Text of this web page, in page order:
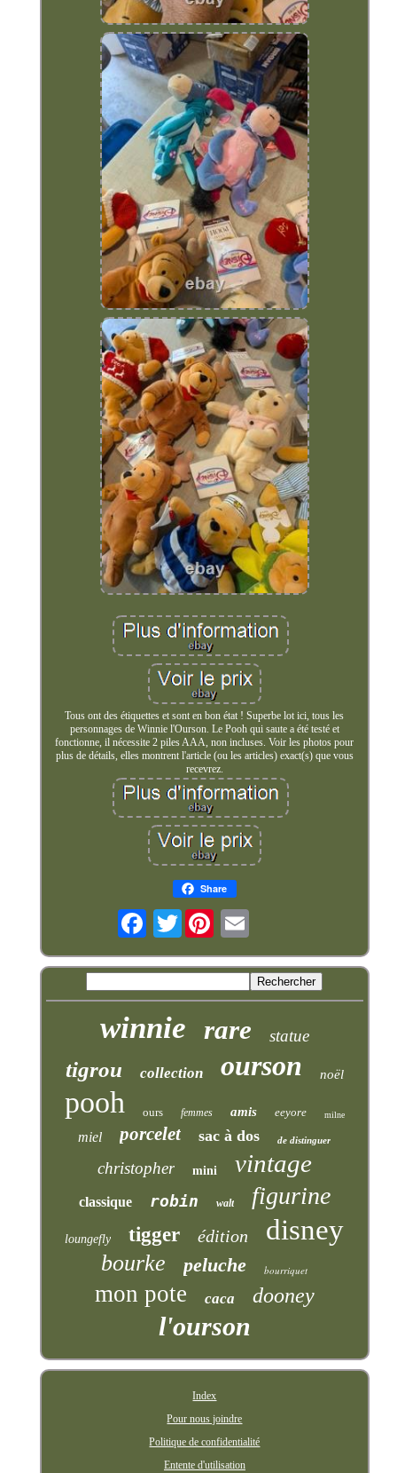
Tous ont des étiquettes et sont en bon état ! Superbe lot ici, tous les
personnages de Winnie l'Ourson. Le Pooh qui saute a été testé et
fonctionne, il nécessite 2 piles AAA, non incluses. Voir les photos pour
plus de détails, elles montrent l'article (ou les articles) exact(s) que vous
recevrez.
Share
Twitter
winnie rare statue
tigrou collection ourson noël
pooh ours femmes amis eeyore milne
miel porcelet sac à dos de distinguer
christopher mini vintage
classique robin walt figurine
loungefly tigger édition disney
bourke peluche bourriquet
mon pote caca dooney
l'ourson
Index
Pour nous joindre
Politique de confidentialité
Entente d'utilisation